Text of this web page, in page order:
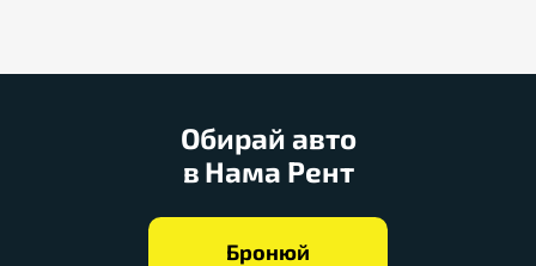
Обирай авто
в Нама Рент
Бронюй